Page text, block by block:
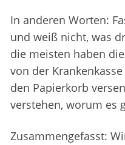
In anderen Worten:
und weiß nicht, was
die meisten haben
von der
den Papierkorb
verstehen, worum es
Zusammengefasst: